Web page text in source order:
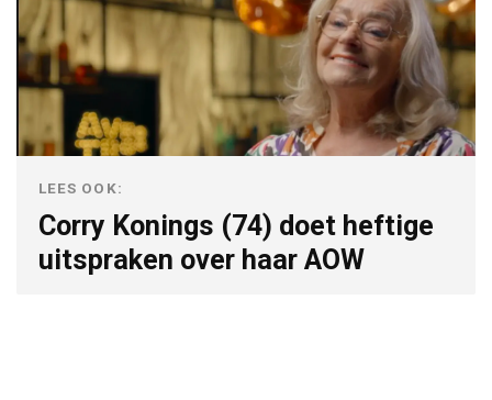
LEES OOK:
Corry Konings (74) doet heftige
uitspraken over haar AOW